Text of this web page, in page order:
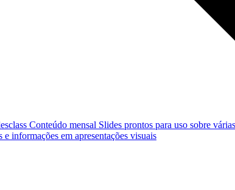
Conteúdo mensal Slides prontos para uso sobre
informações em apresentações visuais